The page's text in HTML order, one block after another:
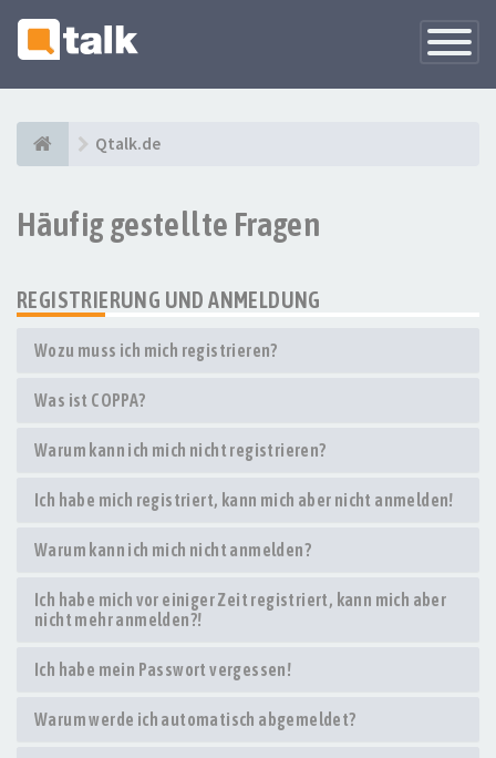
Qtalk.de
Häufig gestellte Fragen
REGISTRIERUNG UND ANMELDUNG
Wozu muss ich mich registrieren?
Was ist COPPA?
Warum kann ich mich nicht registrieren?
Ich habe mich registriert, kann mich aber nicht anmelden!
Warum kann ich mich nicht anmelden?
Ich habe mich vor einiger Zeit registriert, kann mich aber
nicht mehr anmelden?!
Ich habe mein Passwort vergessen!
Warum werde ich automatisch abgemeldet?